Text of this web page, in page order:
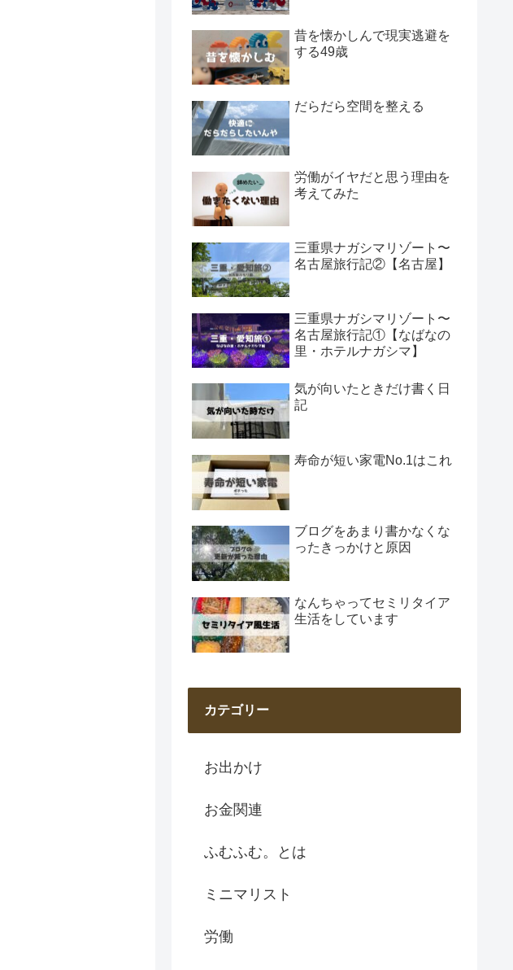
昔を懐かしんで現実逃避を
する49歳
だらだら空間を整える
労働がイヤだと思う理由を
考えてみた
三重県ナガシマリゾート〜
名古屋旅行記②【名古屋】
三重県ナガシマリゾート〜
名古屋旅行記①【なばなの
里・ホテルナガシマ】
気が向いたときだけ書く日
記
寿命が短い家電No.1はこれ
ブログをあまり書かなくな
ったきっかけと原因
なんちゃってセミリタイア
生活をしています
カテゴリー
お出かけ
お金関連
ふむふむ。とは
ミニマリスト
労働